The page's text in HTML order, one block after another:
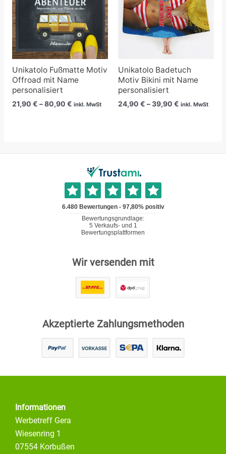
Unikatolo Fußmatte Motiv
Offroad mit Name
personalisiert
21,90 € –80,90 € inkl. MwSt
Unikatolo Badetuch
Motiv Bikini mit Name
personalisiert
24,90 € –39,90 € inkl. MwSt
Wir versenden mit
Akzeptierte Zahlungsmethoden
Informationen
Werbetreff Gera
Wiesenring 1
07554 Korbußen